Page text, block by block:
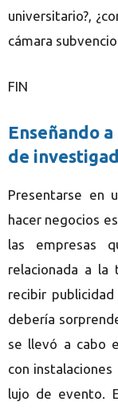
universitario?,
cámara
FIN
Enseñando
de
Presentarse en
hacer negocios
las empresas
relacionada a la
recibir
debería
se llevó a cabo
con
lujo de evento.